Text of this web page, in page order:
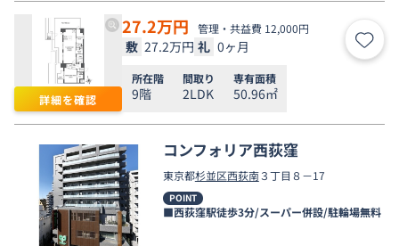
詳細を確認
27.2万円 管理・共益費 12,000円
敷 27.2万円 礼 0ヶ月 お気
所在階
9階
間取り
2LDK
専有面積
50.96㎡
コンフォリア西荻窪
東京都杉並区西荻南３丁目８－17
POINT
■西荻窪駅徒歩3分/スーパー併設/駐輪場無料